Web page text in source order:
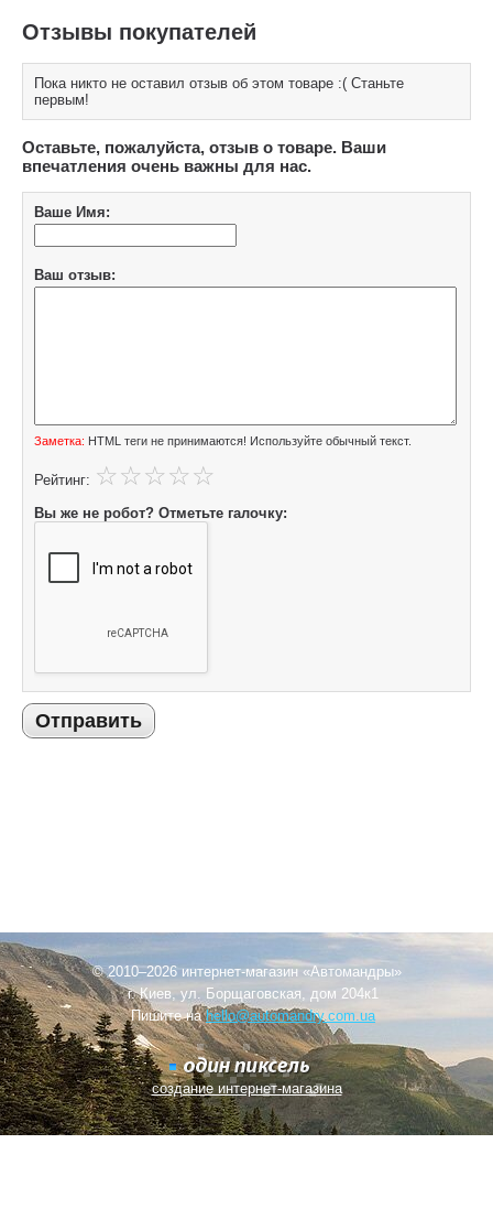
Отзывы покупателей
Пока никто не оставил отзыв об этом товаре :( Станьте
первым!
Оставьте, пожалуйста, отзыв о товаре. Ваши
впечатления очень важны для нас.
Ваше Имя:
Ваш отзыв:
Заметка: HTML теги не принимаются! Используйте обычный текст.
Рейтинг:
Вы же не робот? Отметьте галочку:
Отправить
© 2010–2026 интернет-магазин «Автомандры»
г. Киев, ул. Борщаговская, дом 204к1
Пишите наhello@automandry.com.ua
создание интернет-магазина